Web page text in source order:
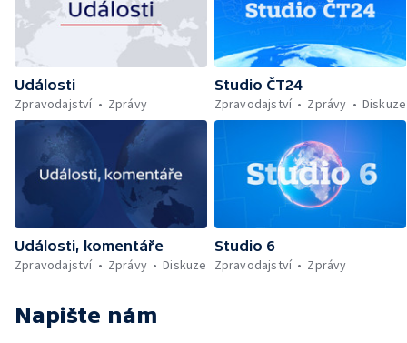
Události
Zpravodajství
Zprávy
Studio ČT24
Zpravodajství
Zprávy Diskuze
Události, komentáře
Zpravodajství
Zprávy Diskuze
Studio 6
Zpravodajství
Zprávy
Napište nám